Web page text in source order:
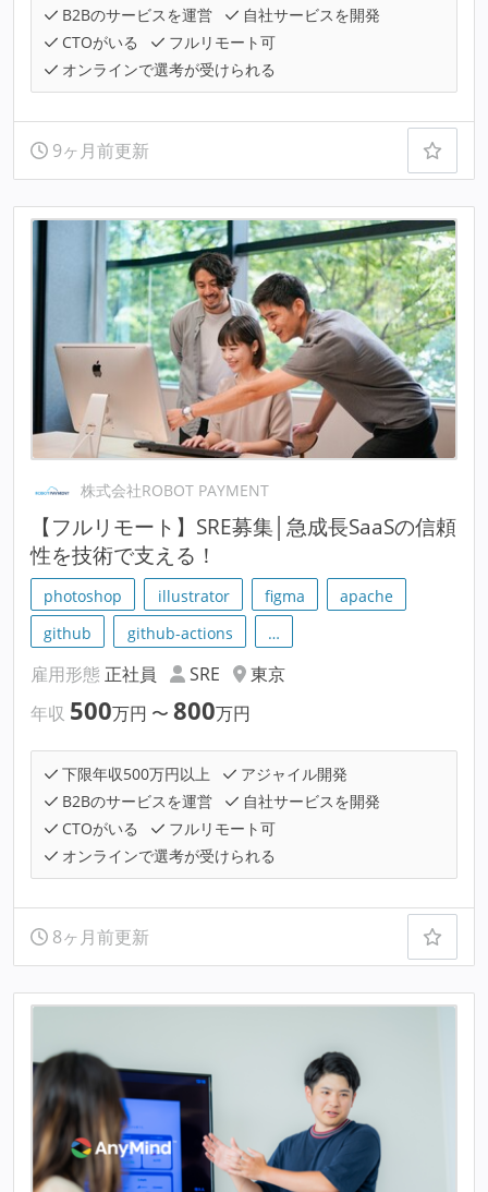
B2Bのサービスを運営
自社サービスを開発
CTOがいる
フルリモート可
オンラインで選考が受けられる
9ヶ月前更新
株式会社ROBOT PAYMENT
【フルリモート】SRE募集│急成長SaaSの信頼
性を技術で支える！
photoshop illustrator figma
apache
github
github-actions …
雇用形態 正社員 SRE
東京
年収 500万円 〜 800万円
下限年収500万円以上
アジャイル開発
B2Bのサービスを運営
自社サービスを開発
CTOがいる
フルリモート可
オンラインで選考が受けられる
8ヶ月前更新